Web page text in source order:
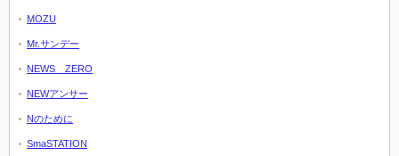
MOZU
Mr.サンデー
NEWS ZERO
NEWアンサー
Nのために
SmaSTATION